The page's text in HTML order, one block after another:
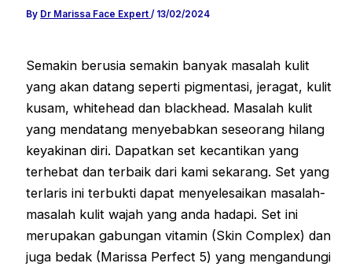
By Dr Marissa Face Expert/ 13/02/2024
Semakin berusia semakin banyak masalah kulit
yang akan datang seperti pigmentasi, jeragat, kulit
kusam, whitehead dan blackhead. Masalah kulit
yang mendatang menyebabkan seseorang hilang
keyakinan diri. Dapatkan set kecantikan yang
terhebat dan terbaik dari kami sekarang. Set yang
terlaris ini terbukti dapat menyelesaikan masalah-
masalah kulit wajah yang anda hadapi. Set ini
merupakan gabungan vitamin (Skin Complex) dan
juga bedak (Marissa Perfect 5) yang mengandungi